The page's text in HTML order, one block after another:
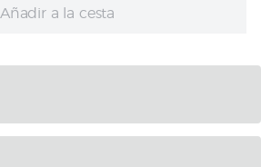
Añadir a la cesta